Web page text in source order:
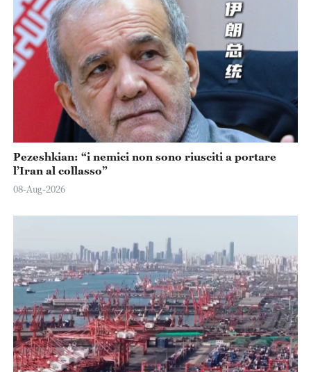
Pezeshkian: “i nemici non sono riusciti a portare
l’Iran al collasso”
08-Aug-2026